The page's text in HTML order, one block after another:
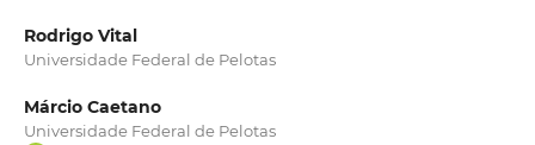
Rodrigo Vital
Universidade Federal de Pelotas
Márcio Caetano
Universidade Federal de Pelotas